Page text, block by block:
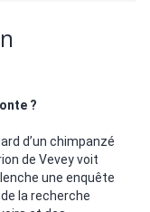
?
d’un chimpanzé
de Vevey voit
une enquête
la recherche